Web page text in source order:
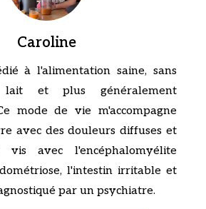
Caroline
à l'alimentation saine, sans
lait et plus généralement
mode de vie m'accompagne
avec des douleurs diffuses et
vis avec l'encéphalomyélite
l'intestin irritable et
par un psychiatre.